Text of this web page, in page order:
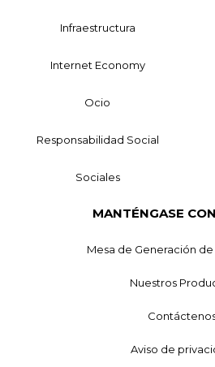
Infraestructura
Internet Economy
Ocio
Responsabilidad Social
Sociales
MANTÉNGASE
Mesa de Generación
Nuestros
Aviso de